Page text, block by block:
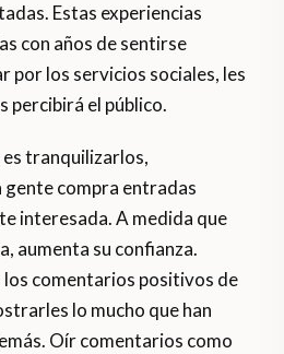
Estas experiencias
con años de sentirse
por los servicios sociales, les
percibirá el público.
tranquilizarlos,
compra entradas
interesada. A medida que
aumenta su confianza.
comentarios positivos de
lo mucho que han
Oír comentarios como